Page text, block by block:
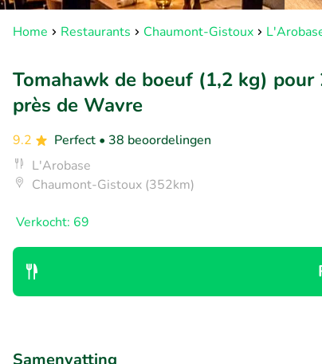
Home Restaurants Chaumont-Gistoux
Tomahawk de boeuf (1,2 kg)
près de Wavre
9.2 Perfect • 38 beoordelingen
L'Arobase
Chaumont-Gistoux (352km)
Verkocht: 69
Samenvatting